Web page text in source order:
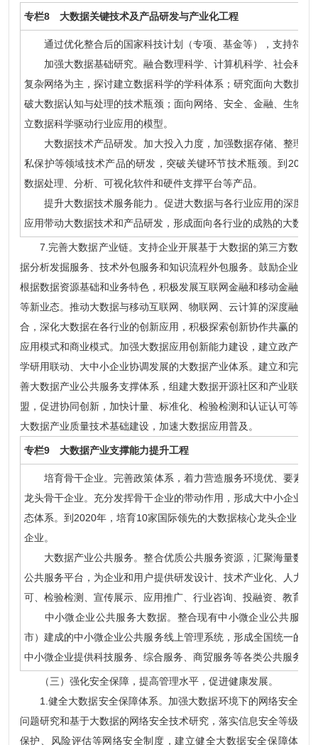
专栏8 大数据关键技术及产品研发与产业化工程
通过优化整合后的国家科技计划（专项、基金等），支持符合
加强大数据基础研究。融合数理科学、计算机科学、社会科学
复杂网络为主，探讨建立数据科学的学科体系；研究面向大数据
破大数据认知与处理的技术瓶颈；面向网络、安全、金融、生物
立数据科学驱动行业应用的模型。
大数据技术产品研发。加大投入力度，加强数据存储、整理、
私保护等领域技术产品的研发，突破关键环节技术瓶颈。到2020
数据处理、分析、可视化软件和硬件支撑平台等产品。
提升大数据技术服务能力。促进大数据与各行业应用的深度融
应用带动大数据技术和产品研发，形成面向各行业的成熟的大数据
7.完善大数据产业链。支持企业开展基于大数据的第三方数
据分析发掘服务、技术外包服务和知识流程外包服务。鼓励企业
根据数据资源基础和业务特色，积极发展互联网金融和移动金融
等新业态。推动大数据与移动互联网、物联网、云计算的深度融
合，深化大数据在各行业的创新应用，积极探索创新协作共赢的
应用模式和商业模式。加强大数据应用创新能力建设，建立政产
学研用联动、大中小企业协调发展的大数据产业体系。建立和完
善大数据产业公共服务支撑体系，组建大数据开源社区和产业联
盟，促进协同创新，加快计量、标准化、检验检测和认证认可等
大数据产业质量技术基础建设，加速大数据应用普及。
专栏9 大数据产业支撑能力提升工程
培育骨干企业。完善政策体系，着力营造服务环境优、要素成
龙头骨干企业。充分发挥骨干企业的带动作用，形成大中小企业
态体系。到2020年，培育10家国际领先的大数据核心龙头企业，
企业。
大数据产业公共服务。整合优质公共服务资源，汇聚海量数据
公共服务平台，为企业和用户提供研发设计、技术产业化、人力
可、检验检测、宣传展示、应用推广、行业咨询、投融资、教育培
中小微企业公共服务大数据。整合现有中小微企业公共服务
市）建成的中小微企业公共服务线上管理系统，形成全国统一的
中小微企业提供科技服务、综合服务、商贸服务等各类公共服务。
（三）强化安全保障，提高管理水平，促进健康发展。
1.健全大数据安全保障体系。加强大数据环境下的网络安全
问题研究和基于大数据的网络安全技术研究，落实信息安全等级
保护、风险评估等网络安全制度，建立健全大数据安全保障体